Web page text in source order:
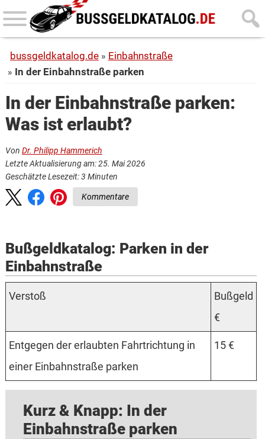
Skip
to
content
Skip
to
sidebar
bussgeldkatalog.de
Einbahnstraße
In der Einbahnstraße parken
In der Einbahnstraße parken:
Was ist erlaubt?
Von Dr. Philipp Hammerich
Letzte Aktualisierung am: 25. Mai 2026
Geschätzte Lesezeit:3 Minuten
Kommentare
Bußgeldkatalog: Parken in der
Einbahnstraße
Verstoß
Bußgeld
€
Entgegen der erlaubten Fahrtrichtung in
einer Einbahnstraße parken
15 €
Kurz & Knapp: In der
Einbahnstraße parken